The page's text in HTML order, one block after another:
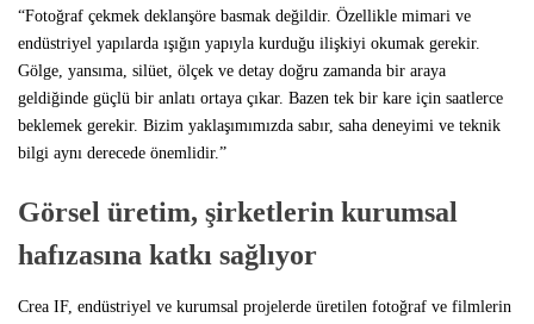
“Fotoğraf çekmek deklanşöre basmak değildir. Özellikle mimari ve
endüstriyel yapılarda ışığın yapıyla kurduğu ilişkiyi okumak gerekir.
Gölge, yansıma, silüet, ölçek ve detay doğru zamanda bir araya
geldiğinde güçlü bir anlatı ortaya çıkar. Bazen tek bir kare için saatlerce
beklemek gerekir. Bizim yaklaşımımızda sabır, saha deneyimi ve teknik
bilgi aynı derecede önemlidir.”
Görsel üretim, şirketlerin kurumsal
hafızasına katkı sağlıyor
Crea IF, endüstriyel ve kurumsal projelerde üretilen fotoğraf ve filmlerin